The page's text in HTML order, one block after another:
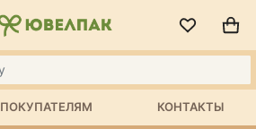
ПОКУПАТЕЛЯМ КОНТАКТЫ